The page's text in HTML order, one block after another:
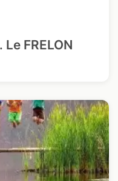
Le FRELON